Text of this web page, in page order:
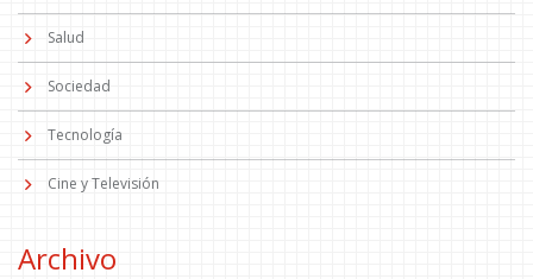
Salud
Sociedad
Tecnología
Cine y Televisión
Archivo